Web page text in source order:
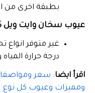
بطبقة اخرى من
عيوب سخان وايت ويل
غير متوفر
درجة حرارة
اقرأ ايضا: سعر
ومميزات وعيوب كل نوع